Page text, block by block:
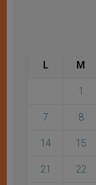
L M
1
7 8
14 15
21 22